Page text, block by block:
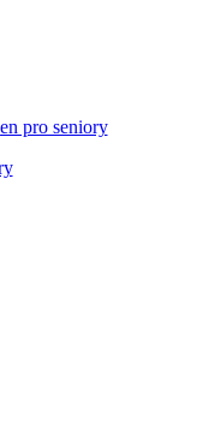
pro seniory